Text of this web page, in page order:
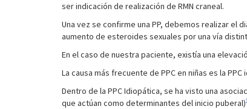
ser indicación de realización de RMN craneal.
Una vez se confirme una PP, debemos realizar el
aumento de esteroides sexuales por una vía
En el caso de nuestra paciente, existía una
La causa más frecuente de PPC en niñas es la
Dentro de la PPC Idiopática, se ha visto una
que actúan como determinantes del inicio puberal)